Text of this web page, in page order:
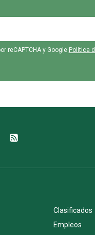
reCAPTCHA y Google Política
Clasificados
Empleos